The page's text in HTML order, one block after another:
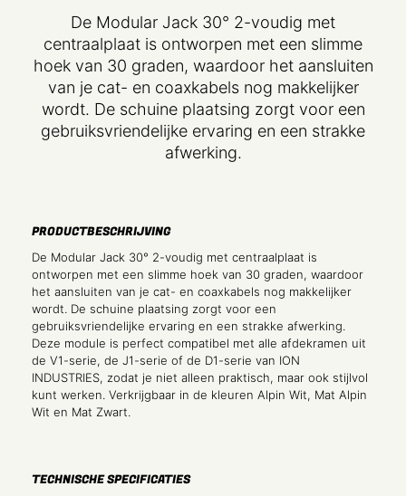
De Modular Jack 30° 2-voudig met
centraalplaat is ontworpen met een slimme
hoek van 30 graden, waardoor het aansluiten
van je cat- en coaxkabels nog makkelijker
wordt. De schuine plaatsing zorgt voor een
gebruiksvriendelijke ervaring en een strakke
afwerking.
PRODUCTBESCHRIJVING
De Modular Jack 30° 2-voudig met centraalplaat is
ontworpen met een slimme hoek van 30 graden, waardoor
het aansluiten van je cat- en coaxkabels nog makkelijker
wordt. De schuine plaatsing zorgt voor een
gebruiksvriendelijke ervaring en een strakke afwerking.
Deze module is perfect compatibel met alle afdekramen uit
de V1-serie, de J1-serie of de D1-serie van ION
INDUSTRIES, zodat je niet alleen praktisch, maar ook stijlvol
kunt werken. Verkrijgbaar in de kleuren Alpin Wit, Mat Alpin
Wit en Mat Zwart.
TECHNISCHE SPECIFICATIES